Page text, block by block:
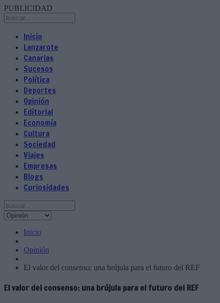
PUBLICIDAD
Inicio
Lanzarote
Canarias
Sucesos
Política
Deportes
Opinión
Editorial
Economía
Cultura
Sociedad
Viajes
Empresas
Blogs
Curiosidades
Inicio
Opinión
El valor del consenso: una brújula para el futuro del REF
El valor del consenso: una brújula para el futuro del REF